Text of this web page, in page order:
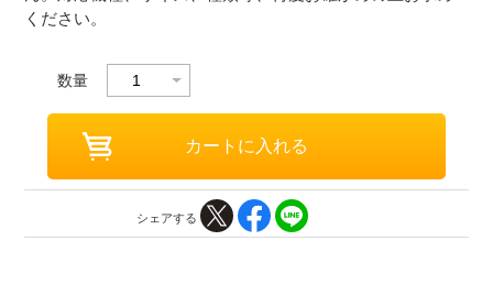
ください。
数量
シェアする